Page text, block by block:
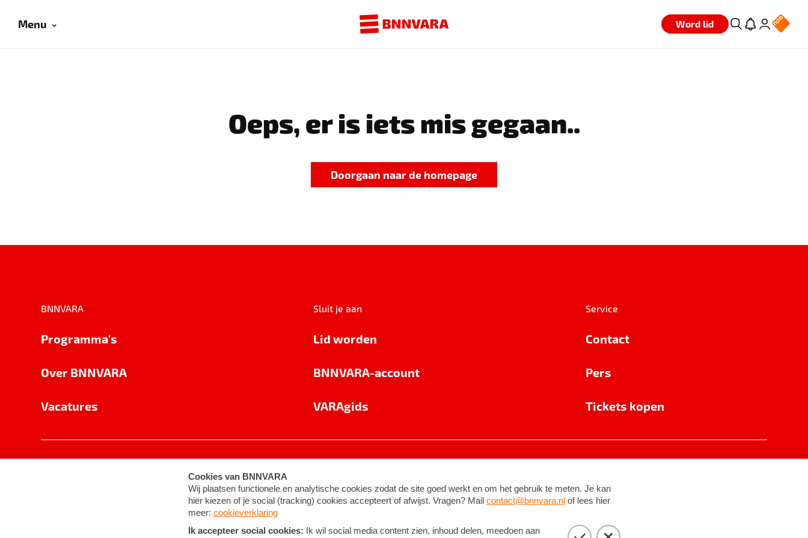
Menu Word lid
Oeps, er is iets mis gegaan..
Doorgaan naar de homepage
BNNVARA
Programma's
Over BNNVARA
Vacatures
Sluit je aan
Lid worden
BNNVARA-account
VARAgids
Service
Contact
Pers
Tickets kopen
Cookie-instellingen Algemene voorwaarden ©2026BNNVARA